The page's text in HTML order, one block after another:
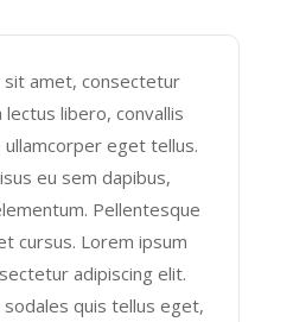
amet, consectetur
lectus libero, convallis
eget tellus.
eu sem dapibus,
Pellentesque
cursus. Lorem ipsum
adipiscing elit.
quis tellus eget,